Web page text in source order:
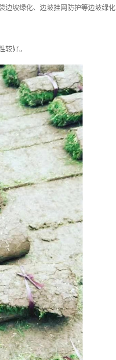
边坡绿化、边坡挂网防护等边坡绿化
较好。